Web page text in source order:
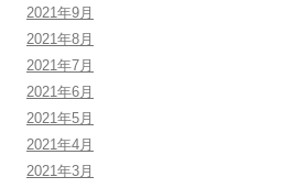
2021年9月
2021年8月
2021年7月
2021年6月
2021年5月
2021年4月
2021年3月